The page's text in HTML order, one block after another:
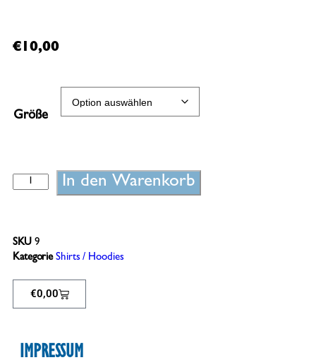
€10,00
Größe
In den Warenkorb
SKU 9
Kategorie Shirts / Hoodies
€0,00
IMPRESSUM